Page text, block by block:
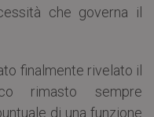
che governa il
finalmente rivelato il
rimasto sempre
di una funzione